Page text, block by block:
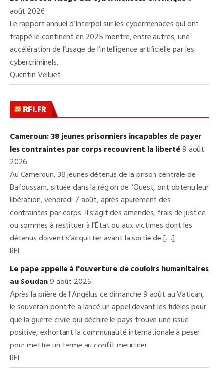
août 2026
Le rapport annuel d’Interpol sur les cybermenaces qui ont
frappé le continent en 2025 montre, entre autres, une
accélération de l’usage de l’intelligence artificielle par les
cybercriminels.
Quentin Velluet
RFI.FR
Cameroun: 38 jeunes prisonniers incapables de payer
les contraintes par corps recouvrent la liberté9 août
2026
Au Cameroun, 38 jeunes détenus de la prison centrale de
Bafoussam, située dans la région de l’Ouest, ont obtenu leur
libération, vendredi 7 août, après apurement des
contraintes par corps. Il s’agit des amendes, frais de justice
ou sommes à restituer à l’État ou aux victimes dont les
détenus doivent s’acquitter avant la sortie de […]
RFI
Le pape appelle à l'ouverture de couloirs humanitaires
au Soudan9 août 2026
Après la prière de l'Angélus ce dimanche 9 août au Vatican,
le souverain pontife a lancé un appel devant les fidèles pour
que la guerre civile qui déchire le pays trouve une issue
positive, exhortant la communauté internationale à peser
pour mettre un terme au conflit meurtrier.
RFI